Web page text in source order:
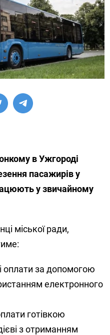
в Ужгороді
пасажирів у
у звичайному
міської ради,
оплати за допомогою
електронного
готівкою
з отриманням